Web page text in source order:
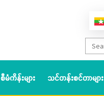
စီမံကိန်းများ သင်တန်းစင်တာများ